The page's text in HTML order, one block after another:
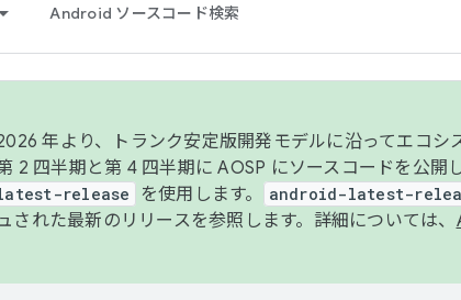
Android ソースコード検索
年より、トランク安定版開発モデルに沿ってエコシ
2 四半期と第 4 四半期に AOSP にソースコードを公開
release
を使用します。 android-latest-
された最新のリリースを参照します。詳細については、